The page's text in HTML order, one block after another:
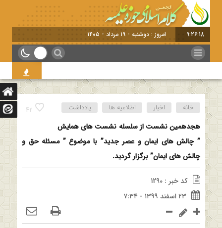
9:26:19 امروز : دوشنبه - ۱۹ مرداد - ۱۴۰۵
42 خانه اخبار اطلاعیه ها یادداشت
هجدهمین نشست از سلسله نشست های همایش
” چالش های ایمان و عصر جدید” با موضوع ” مسئله حق و
چالش های ایمان” برگزار گردید.
کد خبر : 1290
۲۳ اسفند ۱۳۹۹ - ۷:۳۴